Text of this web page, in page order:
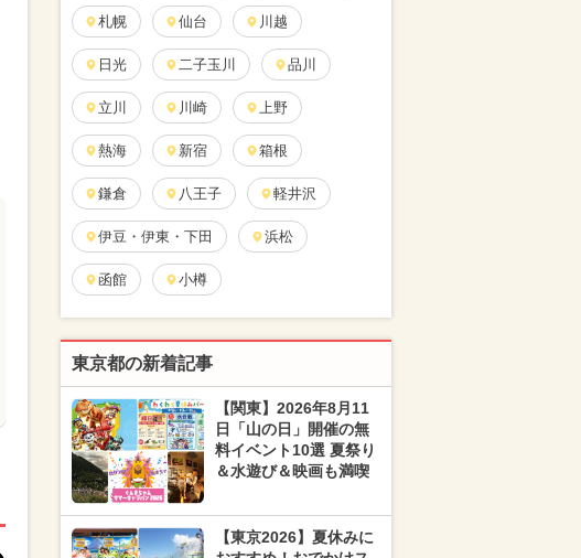
札幌 仙台 川越
日光 二子玉川 品川
立川 川崎 上野
熱海 新宿 箱根
鎌倉 八王子 軽井沢
伊豆・伊東・下田 浜松
函館 小樽
東京都の新着記事
【関東】2026年8月11
日「山の日」開催の無
料イベント10選 夏祭り
＆水遊び＆映画も満喫
【東京2026】夏休みに